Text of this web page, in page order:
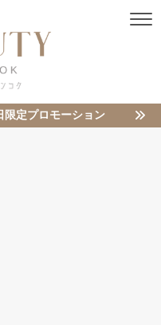
限定プロモーション